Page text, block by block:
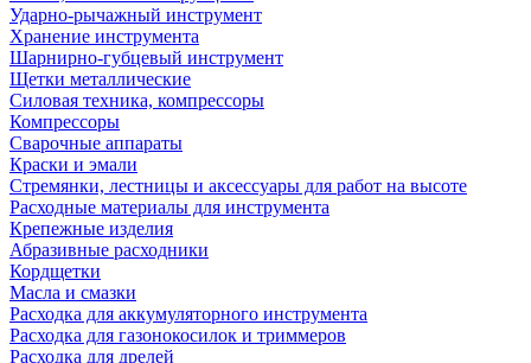
Ударно-рычажный инструмент
Хранение инструмента
Шарнирно-губцевый инструмент
Щетки металлические
Силовая техника, компрессоры
Компрессоры
Сварочные аппараты
Краски и эмали
Стремянки, лестницы и аксессуары для работ на высоте
Расходные материалы для инструмента
Крепежные изделия
Абразивные расходники
Кордщетки
Масла и смазки
Расходка для аккумуляторного инструмента
Расходка для газонокосилок и триммеров
Расходка для дрелей